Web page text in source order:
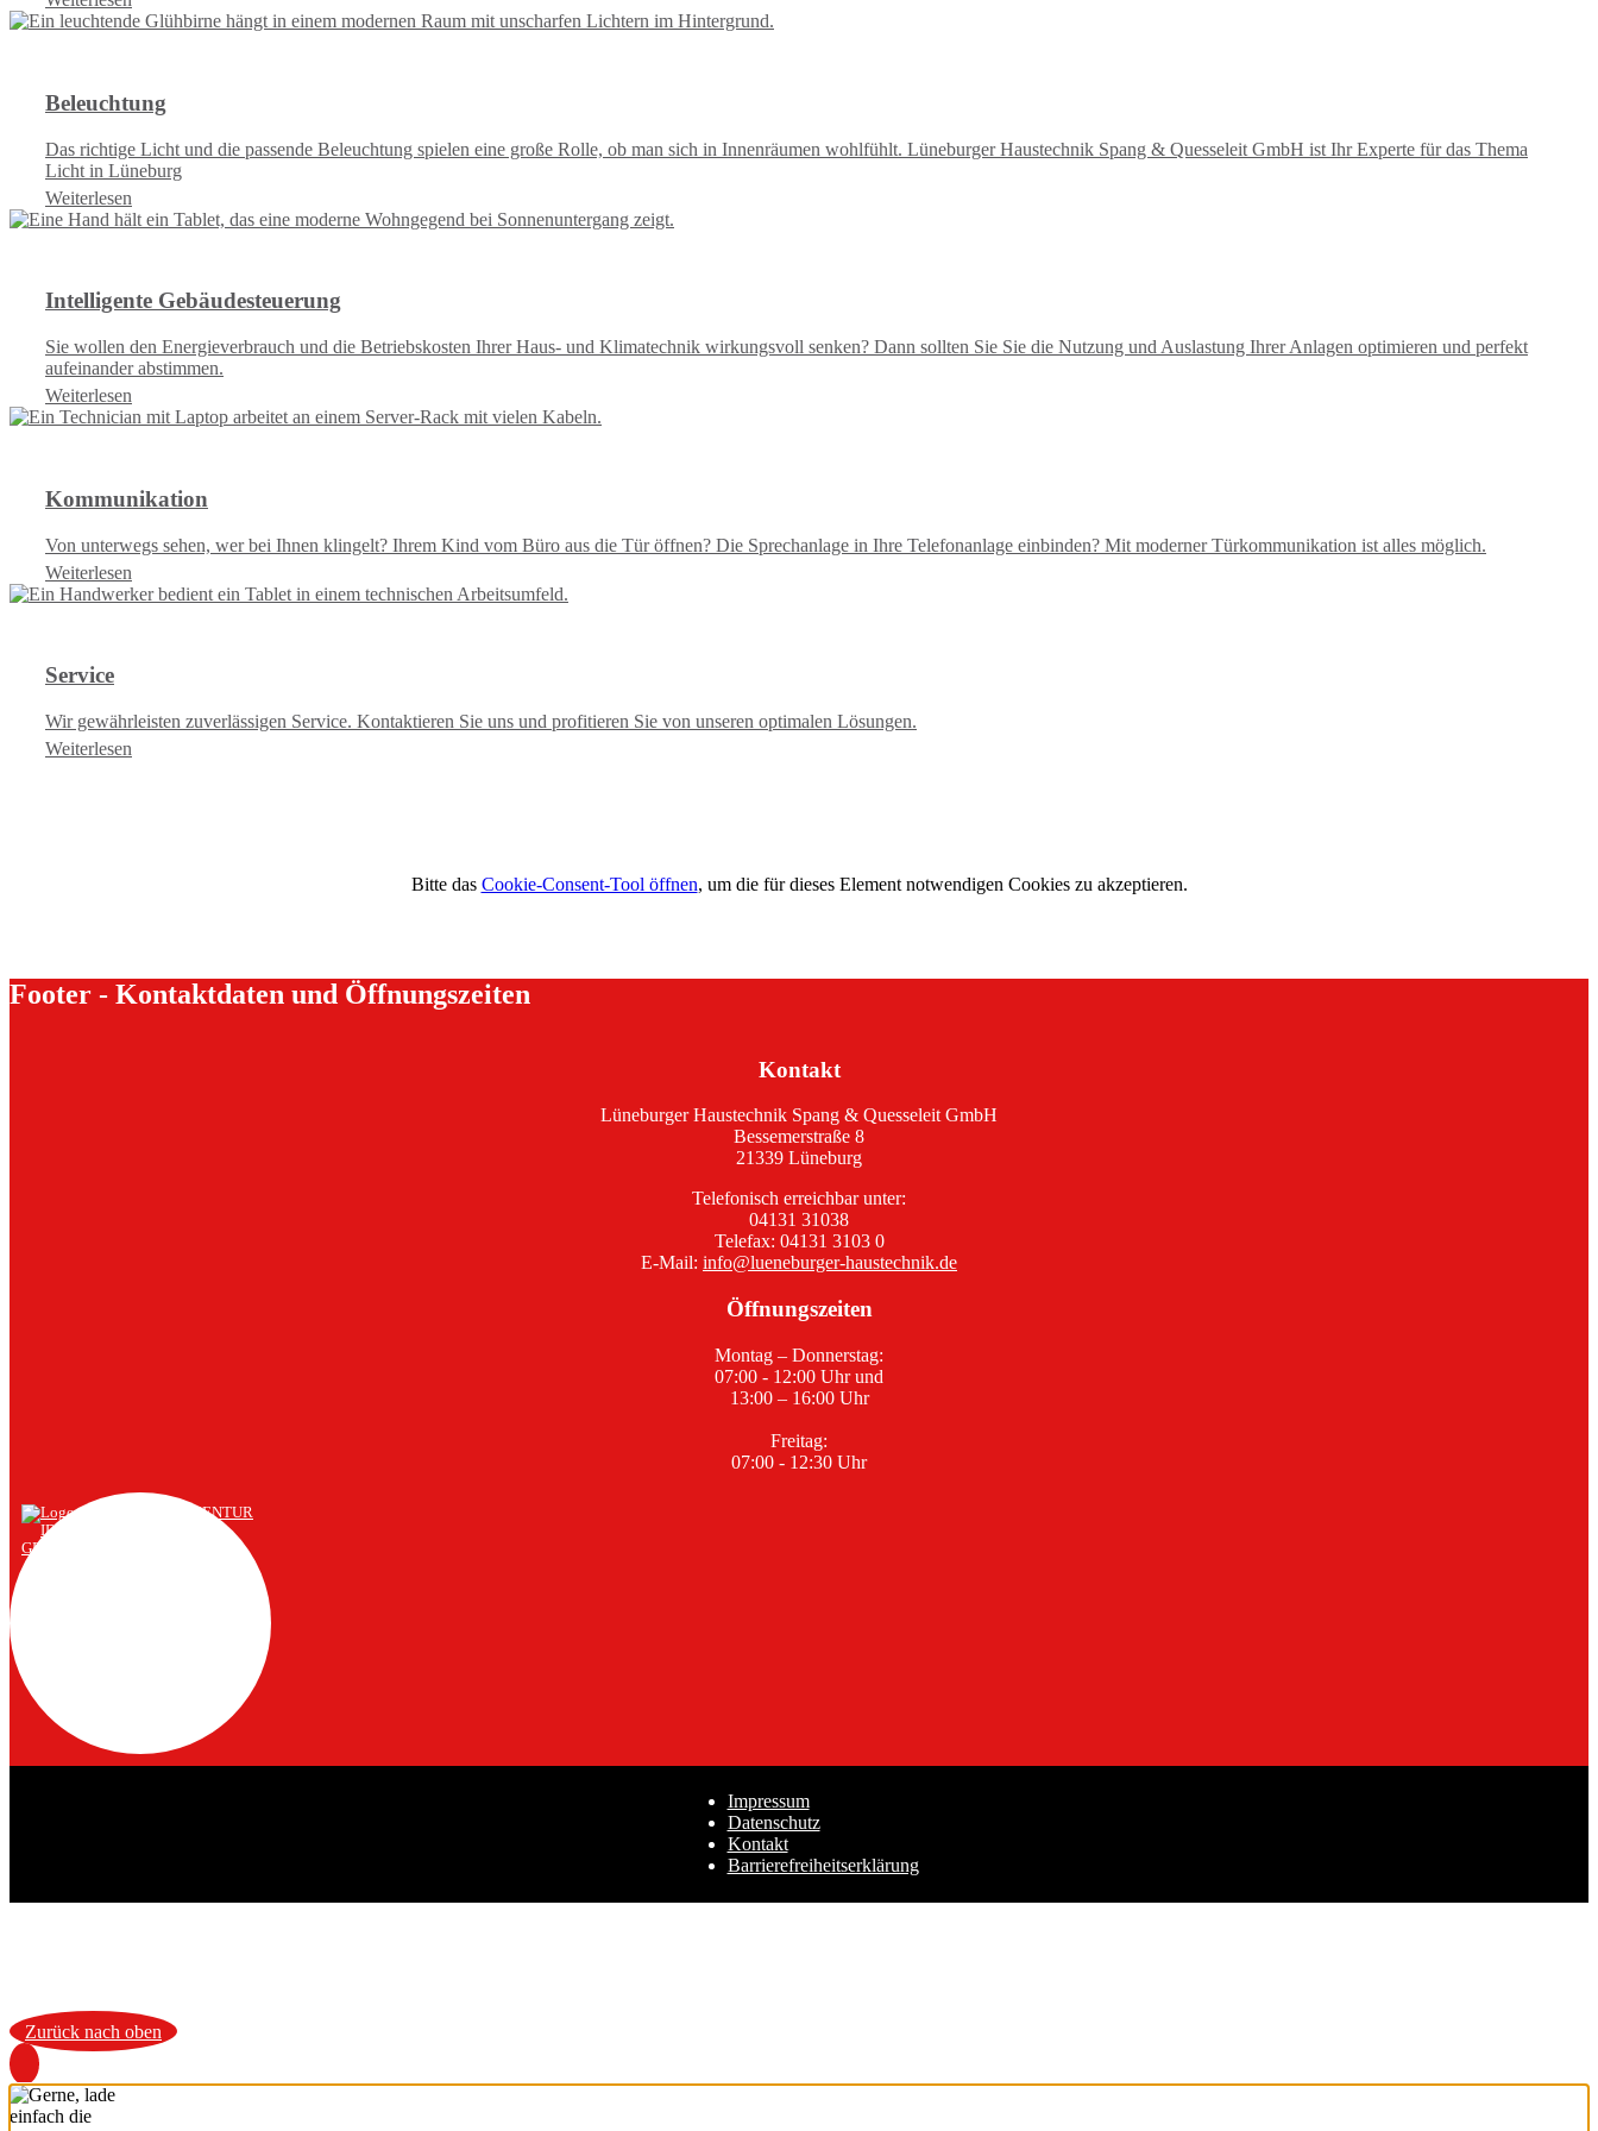
Beleuchtung
Das richtige Licht und die passende Beleuchtung spielen eine große Rolle, ob man sich in Innenräumen wohlfühlt. Lüneburger Haustechnik Spang & Quesseleit GmbH ist Ihr Experte für das Thema
Licht in Lüneburg
Weiterlesen
Intelligente Gebäudesteuerung
Sie wollen den Energieverbrauch und die Betriebskosten Ihrer Haus- und Klimatechnik wirkungsvoll senken? Dann sollten Sie Sie die Nutzung und Auslastung Ihrer Anlagen optimieren und perfekt
aufeinander abstimmen.
Weiterlesen
Kommunikation
Von unterwegs sehen, wer bei Ihnen klingelt? Ihrem Kind vom Büro aus die Tür öffnen? Die Sprechanlage in Ihre Telefonanlage einbinden? Mit moderner Türkommunikation ist alles möglich.
Weiterlesen
Service
Wir gewährleisten zuverlässigen Service. Kontaktieren Sie uns und profitieren Sie von unseren optimalen Lösungen.
Weiterlesen
Bitte das Cookie-Consent-Tool öffnen, um die für dieses Element notwendigen Cookies zu akzeptieren.
Footer - Kontaktdaten und Öffnungszeiten
Kontakt
Lüneburger Haustechnik Spang & Quesseleit GmbH
Bessemerstraße 8
21339 Lüneburg
Telefonisch erreichbar unter:
04131 31038
Telefax: 04131 3103 0
E-Mail: info@lueneburger-haustechnik.de
Öffnungszeiten
Montag – Donnerstag:
07:00 - 12:00 Uhr und
13:00 – 16:00 Uhr
Freitag:
07:00 - 12:30 Uhr
Impressum
Datenschutz
Kontakt
Barrierefreiheitserklärung
Zurück nach oben